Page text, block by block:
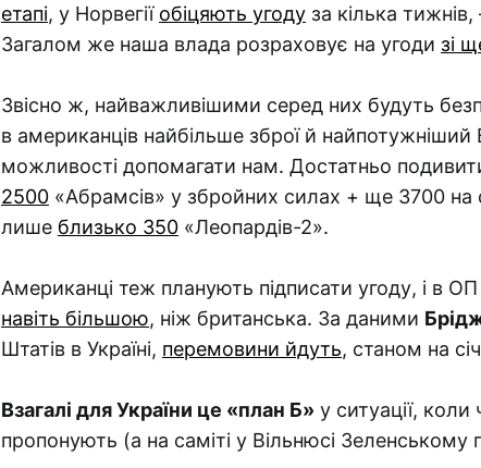
етапі, у Норвегії обіцяють угоду за кілька
Загалом же наша влада розраховує на угоди зі
Звісно ж, найважливішими серед них будуть
в американців найбільше зброї й
можливості допомагати нам. Достатньо
2500 «Абрамсів» у збройних силах + ще 3700 на
лише близько 350 «Леопардів-2».
Американці теж планують підписати угоду, і в
навіть більшою, ніж британська. За даними
Штатів в Україні, перемовини йдуть, станом на
Взагалі для України це «план Б» у ситуації,
пропонують (а на саміті у Вільнюсі